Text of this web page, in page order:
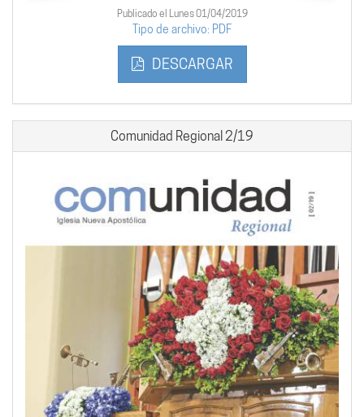
Publicado el Lunes 01/04/2019
Tipo de archivo: PDF
DESCARGAR
Comunidad Regional 2/19